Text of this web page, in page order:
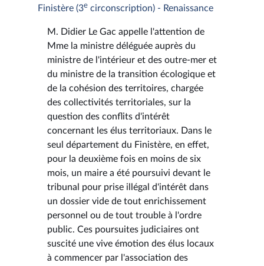
Finistère (3e circonscription) - Renaissance
M. Didier Le Gac appelle l'attention de
Mme la ministre déléguée auprès du
ministre de l'intérieur et des outre-mer et
du ministre de la transition écologique et
de la cohésion des territoires, chargée
des collectivités territoriales, sur la
question des conflits d'intérêt
concernant les élus territoriaux. Dans le
seul département du Finistère, en effet,
pour la deuxième fois en moins de six
mois, un maire a été poursuivi devant le
tribunal pour prise illégal d'intérêt dans
un dossier vide de tout enrichissement
personnel ou de tout trouble à l'ordre
public. Ces poursuites judiciaires ont
suscité une vive émotion des élus locaux
à commencer par l'association des